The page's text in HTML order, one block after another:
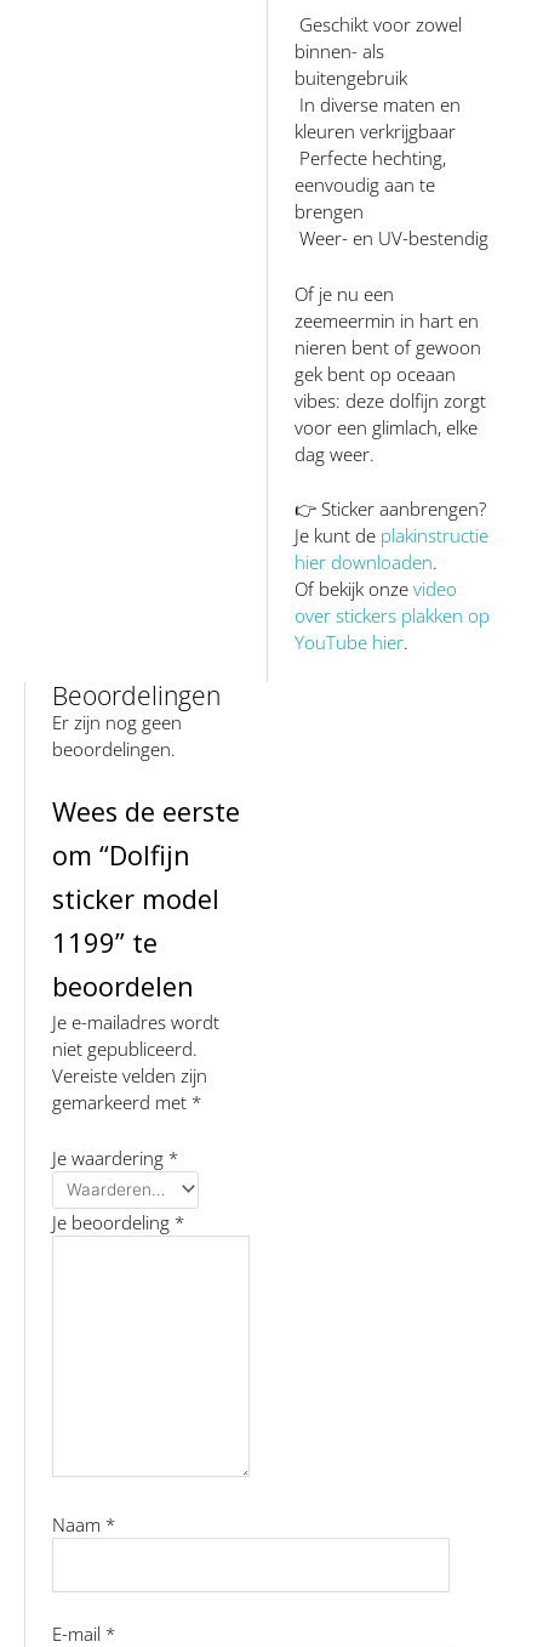
Geschikt voor zowel
binnen- als
buitengebruik
In diverse maten en
kleuren verkrijgbaar
Perfecte hechting,
eenvoudig aan te
brengen
Weer- en UV-bestendig
Of je nu een
zeemeermin in hart en
nieren bent of gewoon
gek bent op oceaan
vibes: deze dolfijn zorgt
voor een glimlach, elke
dag weer.
👉 Sticker aanbrengen?
Je kunt de plakinstructie
hier downloaden.
Of bekijk onze video
over stickers plakken op
YouTube hier.
Beoordelingen
Er zijn nog geen
beoordelingen.
Wees de eerste
om “Dolfijn
sticker model
1199” te
beoordelen
Je e-mailadres wordt
niet gepubliceerd.
Vereiste velden zijn
gemarkeerd met *
Je waardering *
Je beoordeling *
Naam *
E-mail *